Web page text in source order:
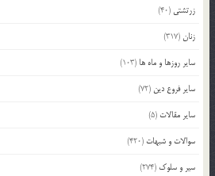
زرتشتی (40)
زنان(317)
سایر روزها و ماه ها (103)
سایر فروع دین (72)
سایر مقالات (5)
سوالات و شبهات (420)
سیر و سلوک (274)